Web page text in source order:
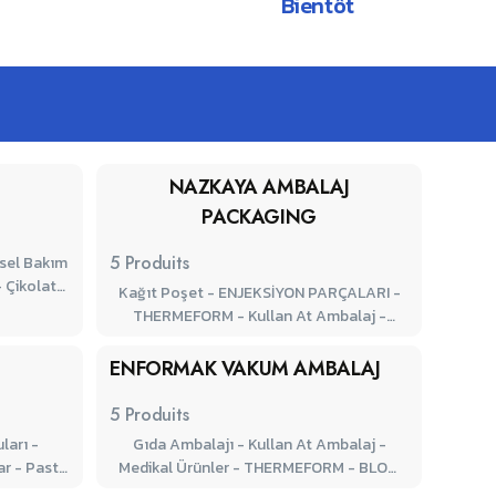
Bakım
Çikolata
-
NAZKAYA AMBALAJ
PACKAGING
5 Produits
Kağıt Poşet - ENJEKSİYON PARÇALARI -
THERMEFORM - Kullan At Ambalaj -
-
ENFORMAK VAKUM AMBALAJ
5 Produits
Gıda Ambalajı - Kullan At Ambalaj -
Medikal Ürünler - THERMEFORM - BLOW